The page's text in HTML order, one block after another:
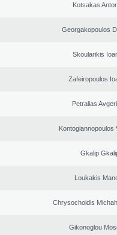
Kotsakas
Georgakopoulos
Skoularikis
Zafeiropoulos
Petralias
Kontogiannopoulos
Gkalip
Loukakis
Chrysochoidis
Gikonoglou